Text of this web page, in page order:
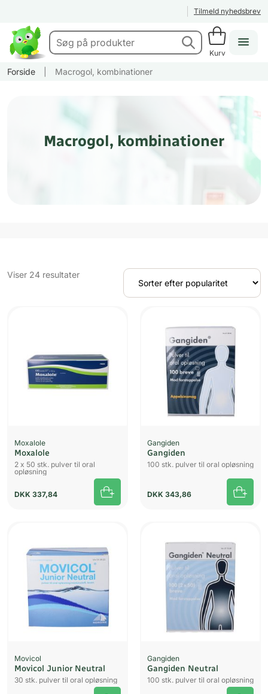
Tilmeld nyhedsbrev
Kurv
Forside Macrogol, kombinationer
Macrogol, kombinationer
Viser 24 resultaterSorteret
Moxalole
Moxalole
2 x 50 stk. pulver til oral
opløsning
DKK 337,84
UDSOLGT
Gangiden
Gangiden
100 stk. pulver til oral opløsning
DKK 343,86
Movicol
Movicol Junior Neutral
30 stk. pulver til oral opløsning
Gangiden
Gangiden Neutral
100 stk. pulver til oral opløsning